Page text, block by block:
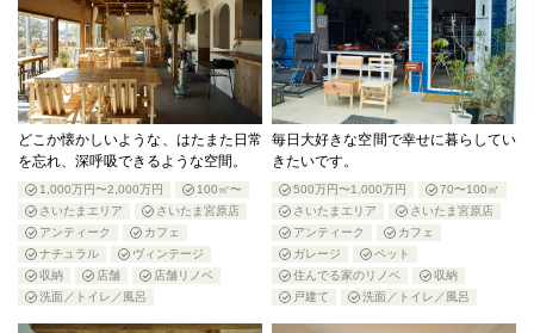
どこか懐かしいような、はたまた日常
を忘れ、深呼吸できるような空間。
1,000万円〜2,000万円
100㎡〜
さいたまエリア
さいたま宮原店
アンティーク
カフェ
ナチュラル
ヴィンテージ
収納
店舗
店舗リノベ
洗面／トイレ／風呂
毎日大好きな空間で幸せに暮らしてい
きたいです。
500万円〜1,000万円
70〜100㎡
さいたまエリア
さいたま宮原店
アンティーク
カフェ
ガレージ
ペット
住んでる家のリノベ
収納
戸建て
洗面／トイレ／風呂